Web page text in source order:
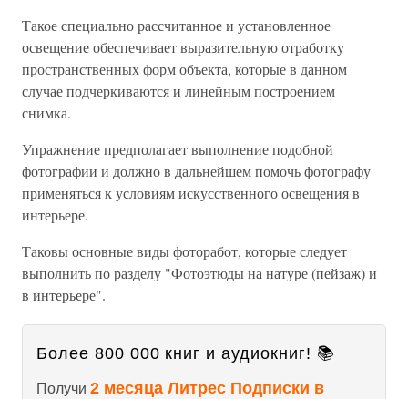
Такое специально рассчитанное и установленное
освещение обеспечивает выразительную отработку
пространственных форм объекта, которые в данном
случае подчеркиваются и линейным построением
снимка.
Упражнение предполагает выполнение подобной
фотографии и должно в дальнейшем помочь фотографу
применяться к условиям искусственного освещения в
интерьере.
Таковы основные виды фоторабот, которые следует
выполнить по разделу "Фотоэтюды на натуре (пейзаж) и
в интерьере".
Более 800 000 книг и аудиокниг! 📚
Получи 2 месяца Литрес Подписки в